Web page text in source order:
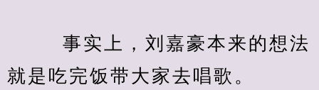
事实上，刘嘉豪本来的想法
就是吃完饭带大家去唱歌。